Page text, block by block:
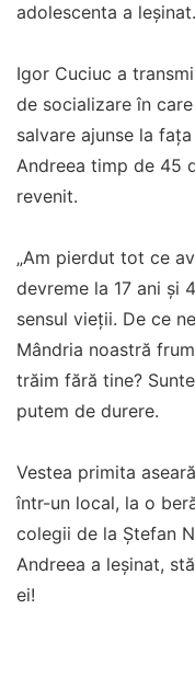
adolescenta a leșinat.
Igor Cuciuc a
de socializare în
salvare ajunse la
Andreea timp de 45
revenit.
„Am pierdut tot ce
devreme la 17 ani și
sensul vieții. De ce
Mândria noastră
trăim fără tine?
putem de durere.
Vestea primita
într-un local, la o
colegii de la Ștefan
Andreea a leșinat,
ei!